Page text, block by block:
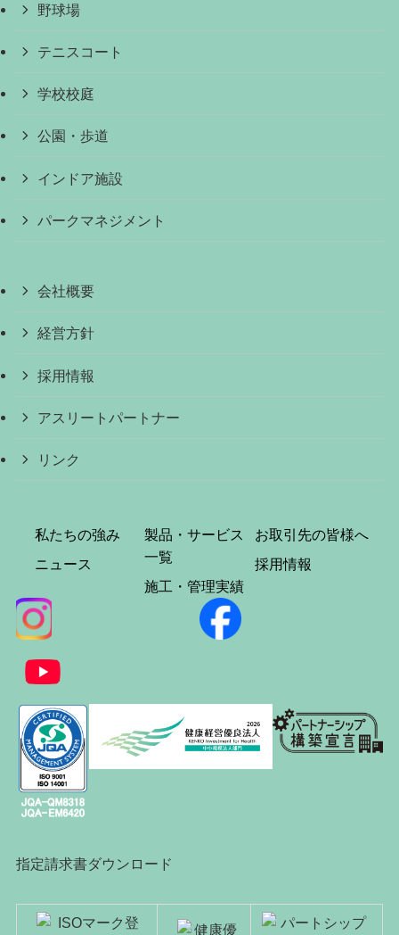
野球場
テニスコート
学校校庭
公園・歩道
インドア施設
パークマネジメント
会社概要
経営方針
採用情報
アスリートパートナー
リンク
私たちの強み
ニュース
製品・サービス
一覧
施工・管理実績
お取引先の皆様へ
採用情報
指定請求書ダウンロード